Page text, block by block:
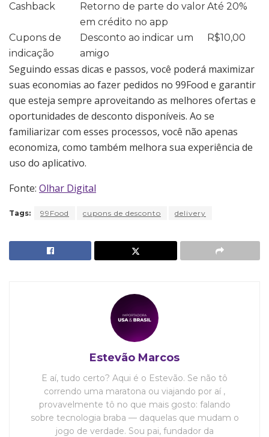
Cashback
Retorno de parte do valor
em crédito no app
Até 20%
Cupons de
indicação
Desconto ao indicar um
amigo
R$10,00
Seguindo essas dicas e passos, você poderá maximizar
suas economias ao fazer pedidos no 99Food e garantir
que esteja sempre aproveitando as melhores ofertas e
oportunidades de desconto disponíveis. Ao se
familiarizar com esses processos, você não apenas
economiza, como também melhora sua experiência de
uso do aplicativo.
Fonte: Olhar Digital
Tags: 99Food cupons de desconto delivery
Estevão Marcos
E aí, tudo certo? Aqui é o Estevão. Se não tô
correndo uma maratona ou viajando por aí ,
provavelmente tô no que mais gosto: falando
sobre tecnologia braba — daquelas que mudam o
jogo de verdade. Sou pai, fundador da